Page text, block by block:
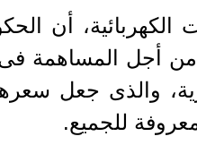
الكهربائية، أن
أجل المساهمة فى
للجميع.